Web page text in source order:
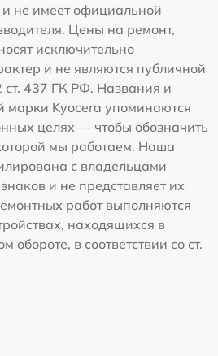
и не имеет официальной
Цены на ремонт,
исключительно
и не являются публичной
ст. 437 ГК РФ. Названия и
марки Kyocera упоминаются
целях — чтобы обозначить
мы работаем. Наша
с владельцами
и не представляет их
работ выполняются
находящихся в
обороте, в соответствии со ст.